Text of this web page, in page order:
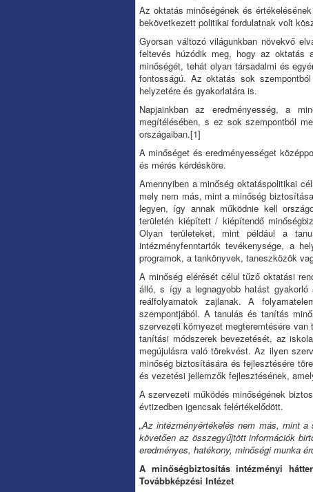
Az oktatás minőségének és
bekövetkezett politikai fordulatnak volt
Gyorsan változó világunkban növekvő
feltevés húzódik meg, hogy az oktatás
minőségét, tehát olyan társadalmi és
fontosságú. Az oktatás sok
helyzetére és gyakorlatára is.
Napjainkban az eredményesség, a
megítélésében, s ez sok szempontból
országaiban.[1]
A minőséget és eredményességet
és mérés kérdésköre.
Amennyiben a minőség oktatáspolitikai
mely nem más, mint a minőség
legyen, így annak működnie kell
területén kiépített / kiépítendő
Olyan területeket, mint például a
intézményfenntartók tevékenysége, a
programok, a tankönyvek, taneszközök
A minőség elérését célul tűző oktatási
álló, s így a legnagyobb hatást gyakorló
reálfolyamatok zajlanak. A
szempontjából. A tanulás és tanítás
szervezeti környezet megteremtésére
tanítási módszerek bevezetését, az
megújulásra való törekvést. Az ilyen
minőség biztosítására és fejlesztésére
és vezetési jellemzők fejlesztésének,
A szervezeti működés minőségének
évtizedben igencsak felértékelődött.
„Az intézményértékelés nem más, mint
követően az összegyűjtött információk
eredményes, hatékony, minőségi munka
A minőségbiztosítás intézményi
Továbbképzési Intézet